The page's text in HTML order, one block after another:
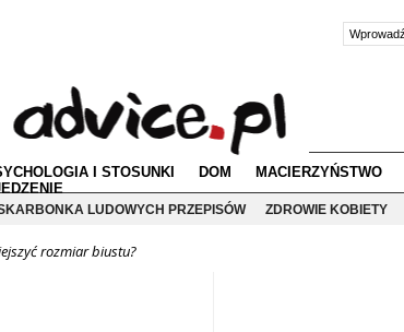
I STOSUNKI DOM MACIERZYŃSTWO
LUDOWYCH PRZEPISÓW ZDROWIE KOBIETY
rozmiar biustu?